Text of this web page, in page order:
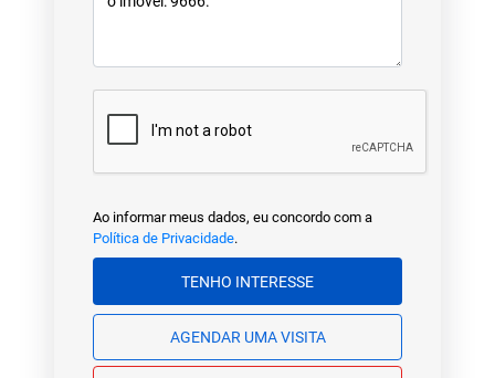
Ao informar meus dados, eu concordo com a
Política de Privacidade.
TENHO INTERESSE
AGENDAR UMA VISITA